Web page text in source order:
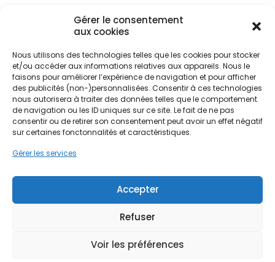
Gérer le consentement
aux cookies
Nous utilisons des technologies telles que les cookies pour stocker
et/ou accéder aux informations relatives aux appareils. Nous le
faisons pour améliorer l’expérience de navigation et pour afficher
des publicités (non-)personnalisées. Consentir à ces technologies
nous autorisera à traiter des données telles que le comportement
de navigation ou les ID uniques sur ce site. Le fait de ne pas
consentir ou de retirer son consentement peut avoir un effet négatif
sur certaines fonctonnalités et caractéristiques.
Gérer les services
Accepter
Refuser
Voir les préférences
Mazarin, dans une bastide provençale aux Milles,
ou dans une villa moderne près de la Sainte-
Victoire, le remplacement de votre ancien ballon
d'eau chaude électrique par un modèle
thermodynamique représente un investissement
stratégique. L'architecture locale, souvent
constituée de pierre de campagne ou de
grandement de cette technologie qui allie
C'est une réponse concrète aux enjeux
écologiques de la région Provence-Alpes-Côte
L'installation d'un chauffe-eau thermodynamique
Ne passez pas à côté de vos
aides !
Faites vite, les budgets
limités. Les dossiers sont traités
par ordre d'arrivée.
Contactez-nous maintenant
pour maximiser vos aides !
Je prends rdv !